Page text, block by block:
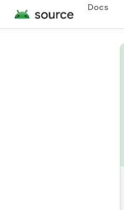
Docs